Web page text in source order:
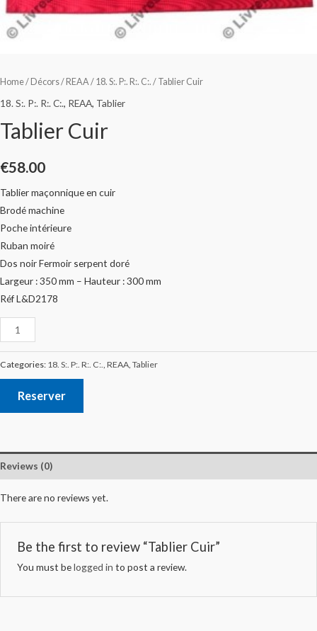
Home/ Décors/ REAA / 18. S:. P:. R:. C:. / Tablier Cuir
18. S:. P:. R:. C:., REAA, Tablier
Tablier Cuir
€58.00
Tablier maçonnique en cuir
Brodé machine
Poche intérieure
Ruban moiré
Dos noir Fermoir serpent doré
Largeur : 350 mm – Hauteur : 300 mm
Réf L&D2178
Categories: 18. S:. P:. R:. C:. REAA Tablier
Reserver
Reviews (0)
There are no reviews yet.
Be the first to review “Tablier Cuir”
You must belogged in to post a review.